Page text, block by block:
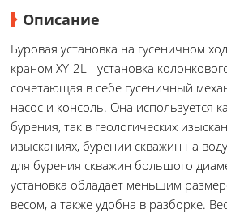
Описание
Буровая установка на гусеничном
краном XY-2L - установка
сочетающая в себе гусеничный
насос и консоль. Она используется
бурения, так в геологических
изысканиях, бурении скважин на
для бурения скважин большого
установка обладает меньшим
весом, а также удобна в разборке.